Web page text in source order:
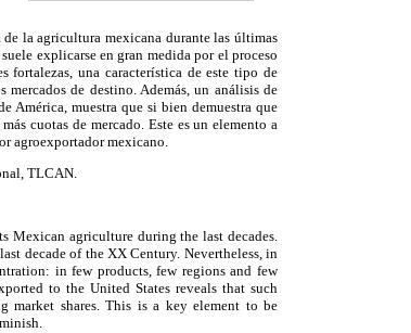
la agricultura mexicana durante las últimas
explicarse en gran medida por el proceso
fortalezas, una característica de este tipo de
de destino. Además, un análisis de
América, muestra que si bien demuestra que
cuotas de mercado. Este es un elemento a
agroexportador mexicano.
TLCAN.
Mexican agriculture during the last decades.
decade of the XX Century. Nevertheless, in
in few products, few regions and few
to the United Statesreveals that such
shares. This is a key element to be